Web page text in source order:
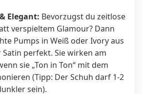
Elegant: Bevorzugst du zeitlose
verspieltem Glamour? Dann
Pumps in Weiß oder Ivory aus
Satin perfekt. Sie wirken am
sie „Ton in Ton“ mit dem
(Tipp: Der Schuh darf 1-2
sein).